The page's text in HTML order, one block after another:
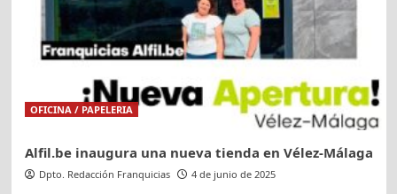
OFICINA / PAPELERIA
Alfil.be inaugura una nueva tienda en Vélez-Málaga
Dpto. Redacción Franquicias 4 de junio de 2025